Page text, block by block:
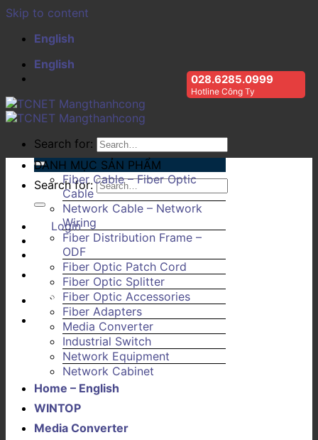
Skip to content
English
English
028.6285.0999
Hotline Công Ty
Search for:
Search for:
Login
DANH MỤC SẢN PHẨM
Fiber Cable – Fiber Optic
Cable
Network Cable – Network
Wiring
Fiber Distribution Frame –
ODF
Fiber Optic Patch Cord
Fiber Optic Splitter
Fiber Optic Accessories
Fiber Adapters
Media Converter
Industrial Switch
Network Equipment
Network Cabinet
Home – English
WINTOP
Media Converter